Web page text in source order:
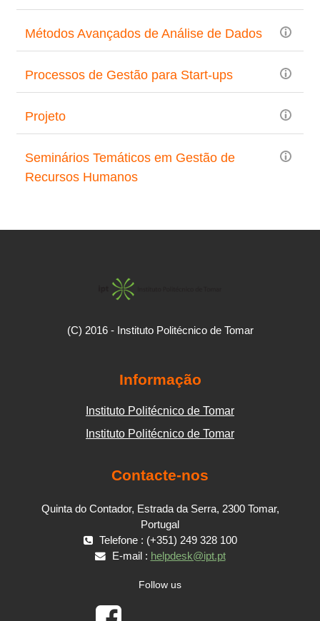
Métodos Avançados de Análise de Dados
Processos de Gestão para Start-ups
Projeto
Seminários Temáticos em Gestão de
Recursos Humanos
(C) 2016 - Instituto Politécnico de Tomar
Informação
Instituto Politécnico de Tomar
Instituto Politécnico de Tomar
Contacte-nos
Quinta do Contador, Estrada da Serra, 2300 Tomar,
Portugal
Telefone : (+351) 249 328 100
E-mail : helpdesk@ipt.pt
Follow us